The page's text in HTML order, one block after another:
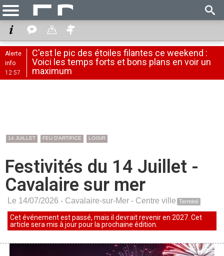
Alerte
info
12:57
C'est le pic des étoiles filantes ce weekend :
Voici les temps forts et bons plans en voir un
maximum
14 JUILLET FEU D'ARTIFICE LOISIR
Festivités du 14 Juillet -
Cavalaire sur mer
Le 14/07/2026 - Cavalaire-sur-Mer - Centre ville Terminé
Cet événement est passé, mais il devrait revenir en 2027. Cet
article sera mis à jour pour la prochaine édition.